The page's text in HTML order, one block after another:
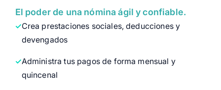
El poder de una nómina ágil y confiable.
Crea prestaciones sociales, deducciones y
devengados
Administra tus pagos de forma mensual y
quincenal